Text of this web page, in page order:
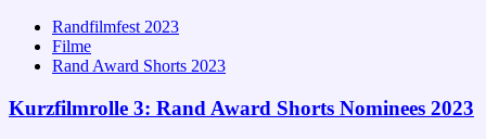
Randfilmfest 2023
Filme
Rand Award Shorts 2023
Kurzfilmrolle 3: Rand Award Shorts Nominees 2023